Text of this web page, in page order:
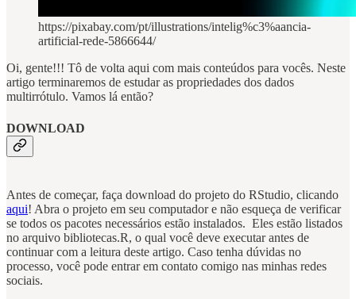
https://pixabay.com/pt/illustrations/intelig%c3%aancia-
artificial-rede-5866644/
Oi, gente!!! Tô de volta aqui com mais conteúdos para vocês. Neste
artigo terminaremos de estudar as propriedades dos dados
multirrótulo. Vamos lá então?
DOWNLOAD
Antes de começar, faça download do projeto do RStudio, clicando
aqui! Abra o projeto em seu computador e não esqueça de verificar
se todos os pacotes necessários estão instalados. Eles estão listados
no arquivo bibliotecas.R, o qual você deve executar antes de
continuar com a leitura deste artigo. Caso tenha dúvidas no
processo, você pode entrar em contato comigo nas minhas redes
sociais.